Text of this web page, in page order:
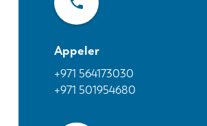
Appeler
+971 564173030
+971 501954680